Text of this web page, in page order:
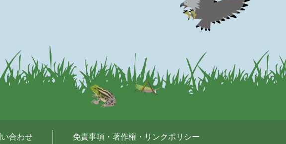
合わせ 免責事項・著作権・リンクポリシー